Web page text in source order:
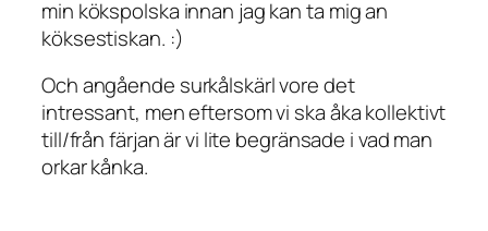
min kökspolska innan jag kan ta mig an
köksestiskan. :)
Och angående surkålskärl vore det
intressant, men eftersom vi ska åka kollektivt
till/från färjan är vi lite begränsade i vad man
orkar kånka.